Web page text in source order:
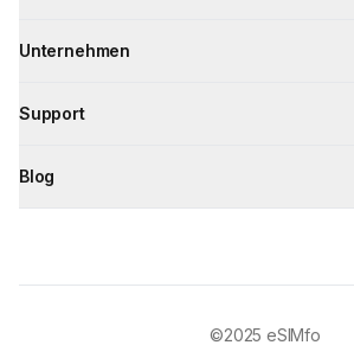
Unternehmen
Support
Blog
©2025 eSIMfo